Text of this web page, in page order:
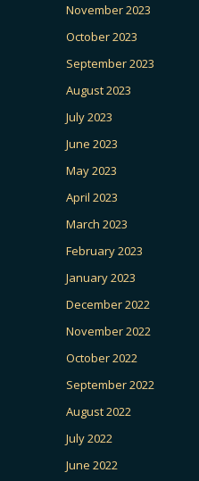
November 2023
October 2023
September 2023
August 2023
July 2023
June 2023
May 2023
April 2023
March 2023
February 2023
January 2023
December 2022
November 2022
October 2022
September 2022
August 2022
July 2022
June 2022